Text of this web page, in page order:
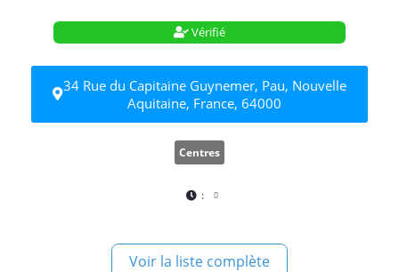
Vérifié
34 Rue du Capitaine Guynemer, Pau, Nouvelle
Aquitaine, France, 64000
Centres
:
Voir la liste complète